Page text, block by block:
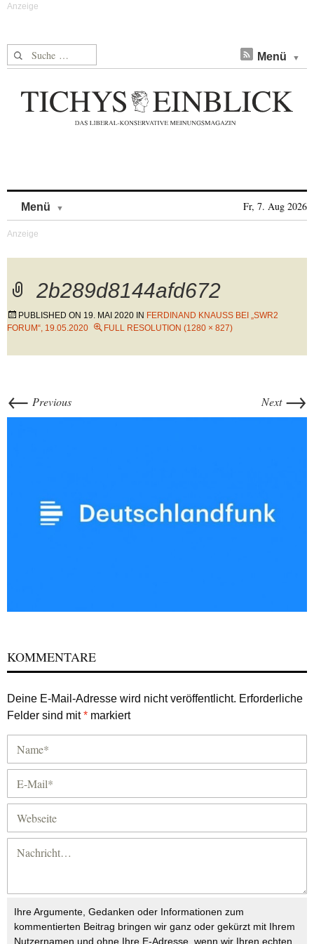
Suche nach: Menü
Menü Fr, 7. Aug 2026
2b289d8144afd672
PUBLISHED ON 19. MAI 2020 IN FERDINAND KNAUSS BEI „SWR2 F
ORUM“, 19.05.2020
FULL RESOLUTION (1280 × 827)
← Previous Next →
KOMMENTARE
Deine E-Mail-Adresse wird nicht veröffentlicht. Erforderliche
Felder sind mit* markiert
Ihre Argumente, Gedanken oder Informationen zum
kommentierten Beitrag bringen wir ganz oder gekürzt mit Ihrem
Nutzernamen und ohne Ihre E-Adresse, wenn wir Ihren echten